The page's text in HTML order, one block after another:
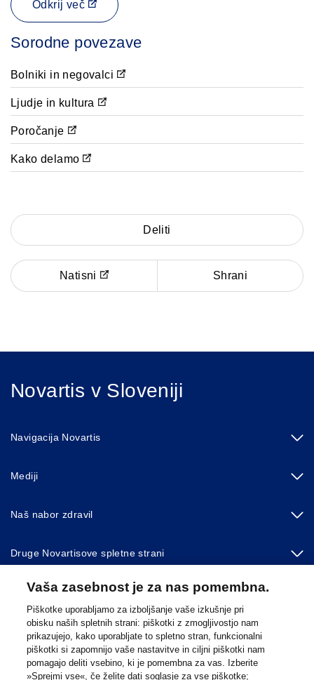
Odkrij več
Sorodne povezave
Bolniki in negovalci
Ljudje in kultura
Poročanje
Kako delamo
Deliti
Natisni Shrani
Novartis v Sloveniji
Navigacija Novartis
Mediji
Naš nabor zdravil
Druge Novartisove spletne strani
Footer Site Search
Vaša zasebnost je za nas pomembna.
Piškotke uporabljamo za izboljšanje vaše izkušnje pri
obisku naših spletnih strani: piškotki z zmogljivostjo nam
prikazujejo, kako uporabljate to spletno stran, funkcionalni
piškotki si zapomnijo vaše nastavitve in ciljni piškotki nam
pomagajo deliti vsebino, ki je pomembna za vas. Izberite
»Sprejmi vse«, če želite dati soglasje za vse piškotke;